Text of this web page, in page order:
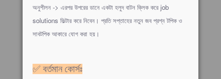
অনুশীলন -> এরপর উপরের ডানে একটা হলুদ বাটন ক্লিক করে job
solutions ফিল্টার করে নিবেন। প্রতি সপ্তাহের নতুন জব প্রশ্ন টপিক ও
সাবটপিক আকারে যোগ করা হয়।
✅ বর্তমান কোর্সঃ